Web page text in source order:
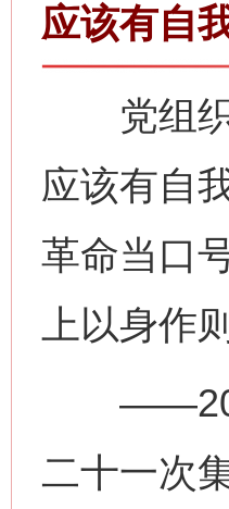
应该有自
党组织
应该有自
革命当口
上以身作
——2025
二十一次